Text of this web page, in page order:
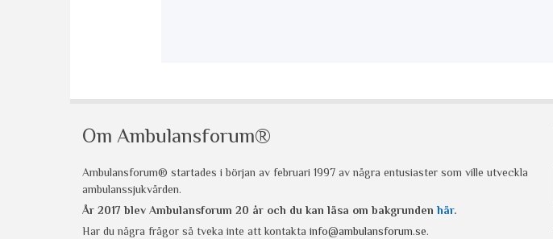
Om Ambulansforum®
Ambulansforum® startades i början av februari 1997 av några entusiaster som ville utveckla
ambulanssjukvården.
År 2017 blev Ambulansforum 20 år och du kan läsa om bakgrunden här.
Har du några frågor så tveka inte att kontakta info@ambulansforum.se.